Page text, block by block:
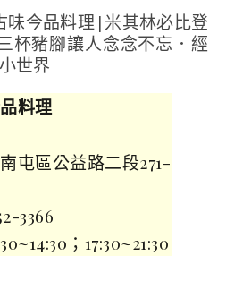
料理
屯區公益路二段271-
3366
；17:30~21:30